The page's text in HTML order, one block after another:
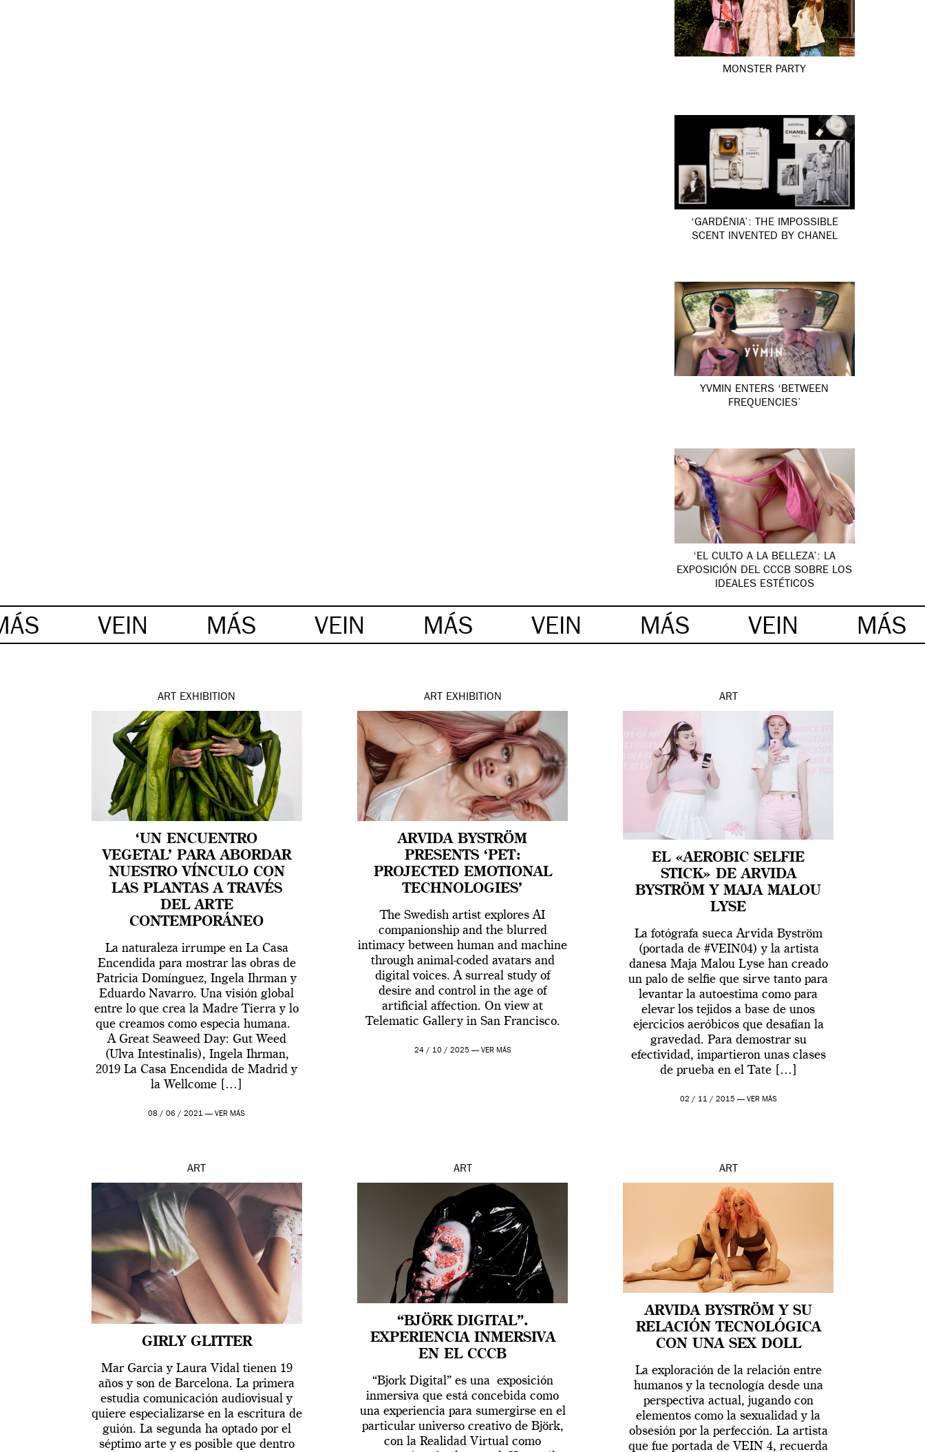
MONSTER PARTY
‘GARDÉNIA’: THE IMPOSSIBLE
SCENT INVENTED BY CHANEL
YVMIN ENTERS ‘BETWEEN
FREQUENCIES’
‘EL CULTO A LA BELLEZA’: LA
EXPOSICIÓN DEL CCCB SOBRE LOS
IDEALES ESTÉTICOS
VEIN MÁS VEIN MÁS VEIN MÁS VEIN MÁS
ART EXHIBITION
‘UN ENCUENTRO
VEGETAL’ PARA ABORDAR
NUESTRO VÍNCULO CON
LAS PLANTAS A TRAVÉS
DEL ARTE
CONTEMPORÁNEO
La naturaleza irrumpe en La Casa
Encendida para mostrar las obras de
Patricia Domínguez, Ingela Ihrman y
Eduardo Navarro. Una visión global
entre lo que crea la Madre Tierra y lo
que creamos como especia humana.
A Great Seaweed Day: Gut Weed
(Ulva Intestinalis), Ingela Ihrman,
2019 La Casa Encendida de Madrid y
la Wellcome […]
08 / 06 / 2021 —VER MÁS
ART EXHIBITION
ARVIDA BYSTRÖM
PRESENTS ‘PET:
PROJECTED EMOTIONAL
TECHNOLOGIES’
The Swedish artist explores AI
companionship and the blurred
intimacy between human and machine
through animal-coded avatars and
digital voices. A surreal study of
desire and control in the age of
artificial affection. On view at
Telematic Gallery in San Francisco.
24 / 10 / 2025 — VER MÁS
ART
EL «AEROBIC SELFIE
STICK» DE ARVIDA
BYSTRÖM Y MAJA MALOU
LYSE
La fotógrafa sueca Arvida Byström
(portada de #VEIN04) y la artista
danesa Maja Malou Lyse han creado
un palo de selfie que sirve tanto para
levantar la autoestima como para
elevar los tejidos a base de unos
ejercicios aeróbicos que desafían la
gravedad. Para demostrar su
efectividad, impartieron unas clases
de prueba en el Tate […]
02 / 11 / 2015 — VER MÁS
ART
GIRLY GLITTER
Mar Garcia y Laura Vidal tienen 19
años y son de Barcelona. La primera
estudia comunicación audiovisual y
quiere especializarse en la escritura de
guión. La segunda ha optado por el
séptimo arte y es posible que dentro
ART
“BJÖRK DIGITAL”.
EXPERIENCIA INMERSIVA
EN EL CCCB
“Bjork Digital” es una exposición
inmersiva que está concebida como
una experiencia para sumergirse en el
particular universo creativo de Björk,
con la Realidad Virtual como
ART
ARVIDA BYSTRÖM Y SU
RELACIÓN TECNOLÓGICA
CON UNA SEX DOLL
La exploración de la relación entre
humanos y la tecnología desde una
perspectiva actual, jugando con
elementos como la sexualidad y la
obsesión por la perfección. La artista
que fue portada de VEIN 4, recuerda